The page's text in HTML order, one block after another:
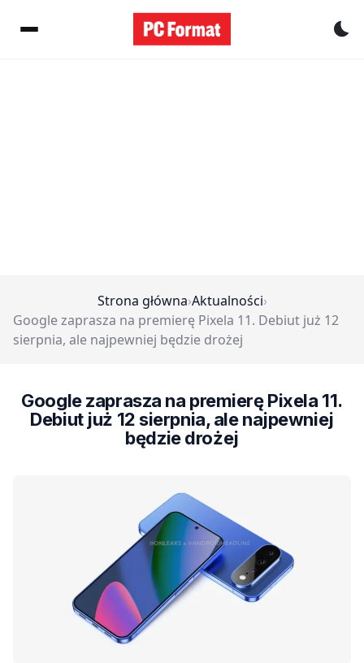
Strona główna›Aktualności›
Google zaprasza na premierę Pixela 11. Debiut już 12
sierpnia, ale najpewniej będzie drożej
Google zaprasza na premierę Pixela 11.
Debiut już 12 sierpnia, ale najpewniej
będzie drożej